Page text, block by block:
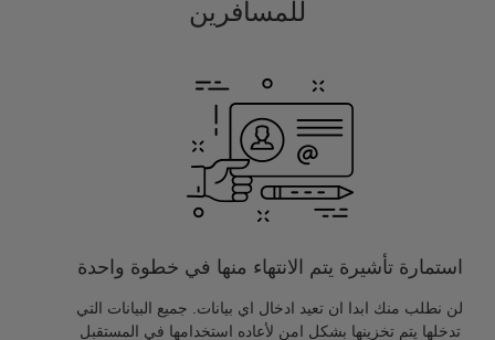
للمسافرين
استمارة تأشيرة يتم الانتهاء منها في خطوة واحدة
لن نطلب منك ابدا ان تعيد ادخال اي بيانات. جميع البيانات التي
تدخلها يتم تخزينها بشكل امن لأعاده استخدامها في المستقبل